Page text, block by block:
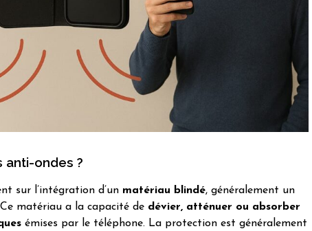
anti-ondes ?
sur l’intégration d’un matériau blindé, généralement un
matériau a la capacité de dévier, atténuer ou absorber
émises par le téléphone. La protection est généralement